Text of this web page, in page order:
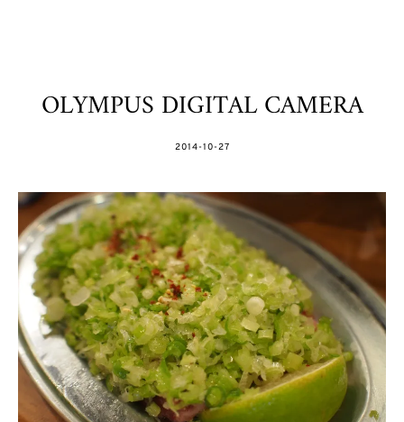
OLYMPUS DIGITAL CAMERA
POSTED
2014-10-27